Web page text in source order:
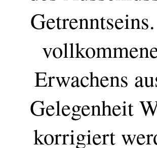
Erwachens
Gelegenheit
korrigiert